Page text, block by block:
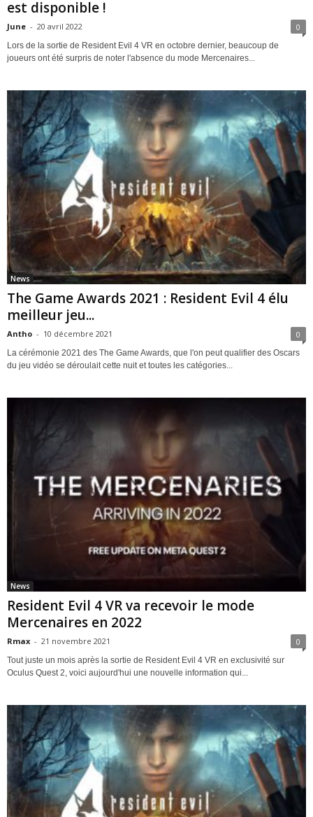
est disponible !
June - 20 avril 2022 0
Lors de la sortie de Resident Evil 4 VR en octobre dernier, beaucoup de
joueurs ont été surpris de noter l'absence du mode Mercenaires...
News
The Game Awards 2021 : Resident Evil 4 élu
meilleur jeu...
Antho - 10 décembre 2021 0
La cérémonie 2021 des The Game Awards, que l'on peut qualifier des Oscars
du jeu vidéo se déroulait cette nuit et toutes les catégories...
News
Resident Evil 4 VR va recevoir le mode
Mercenaires en 2022
Rmax - 21 novembre 2021 0
Tout juste un mois après la sortie de Resident Evil 4 VR en exclusivité sur
Oculus Quest 2, voici aujourd'hui une nouvelle information qui...